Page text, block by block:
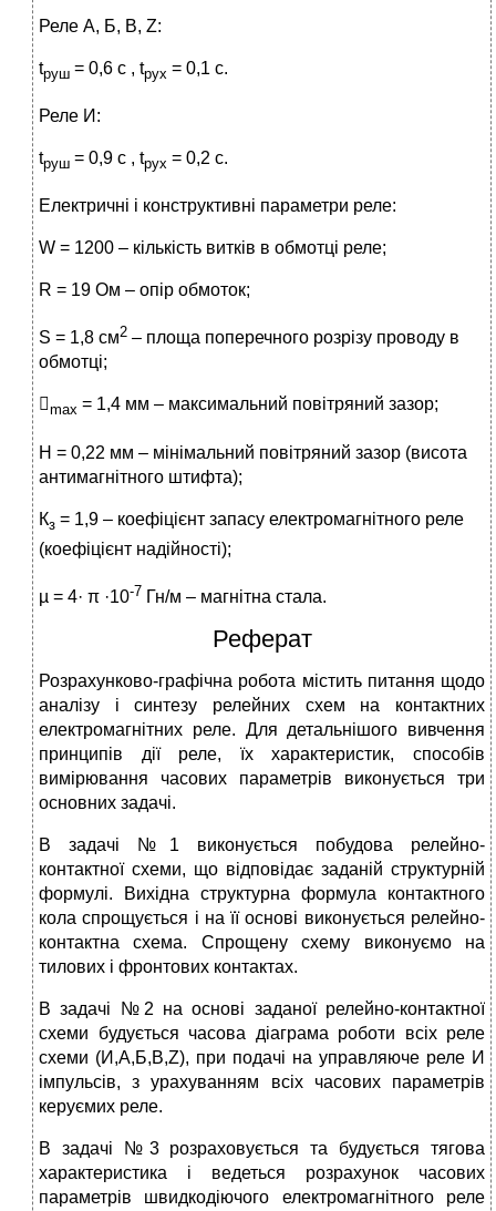
Реле А, Б, B, Z:
tруш = 0,6 с , tрух = 0,1 с.
Реле И:
tруш = 0,9 с , tрух = 0,2 с.
Електричні і конструктивні параметри реле:
W = 1200 – кількість витків в обмотці реле;
R = 19 Ом – опір обмоток;
S = 1,8 см2 – площа поперечного розрізу проводу в
обмотці;
max = 1,4 мм – максимальний повітряний зазор;
H = 0,22 мм – мінімальний повітряний зазор (висота
антимагнітного штифта);
Кз = 1,9 – коефіцієнт запасу електромагнітного реле
(коефіцієнт надійності);
µ = 4· π ·10-7 Гн/м – магнітна стала.
Реферат
Розрахунково-графічна робота містить питання щодо
аналізу і синтезу релейних схем на контактних
електромагнітних реле. Для детальнішого вивчення
принципів дії реле, їх характеристик, способів
вимірювання часових параметрів виконується три
основних задачі.
В задачі №1 виконується побудова релейно-
контактної схеми, що відповідає заданій структурній
формулі. Вихідна структурна формула контактного
кола спрощується і на її основі виконується релейно-
контактна схема. Спрощену схему виконуємо на
тилових і фронтових контактах.
В задачі №2 на основі заданої релейно-контактної
схеми будується часова діаграма роботи всіх реле
схеми (И,А,Б,В,Z), при подачі на управляюче реле И
імпульсів, з урахуванням всіх часових параметрів
керуємих реле.
В задачі №3 розраховується та будується тягова
характеристика і ведеться розрахунок часових
параметрів швидкодіючого електромагнітного реле